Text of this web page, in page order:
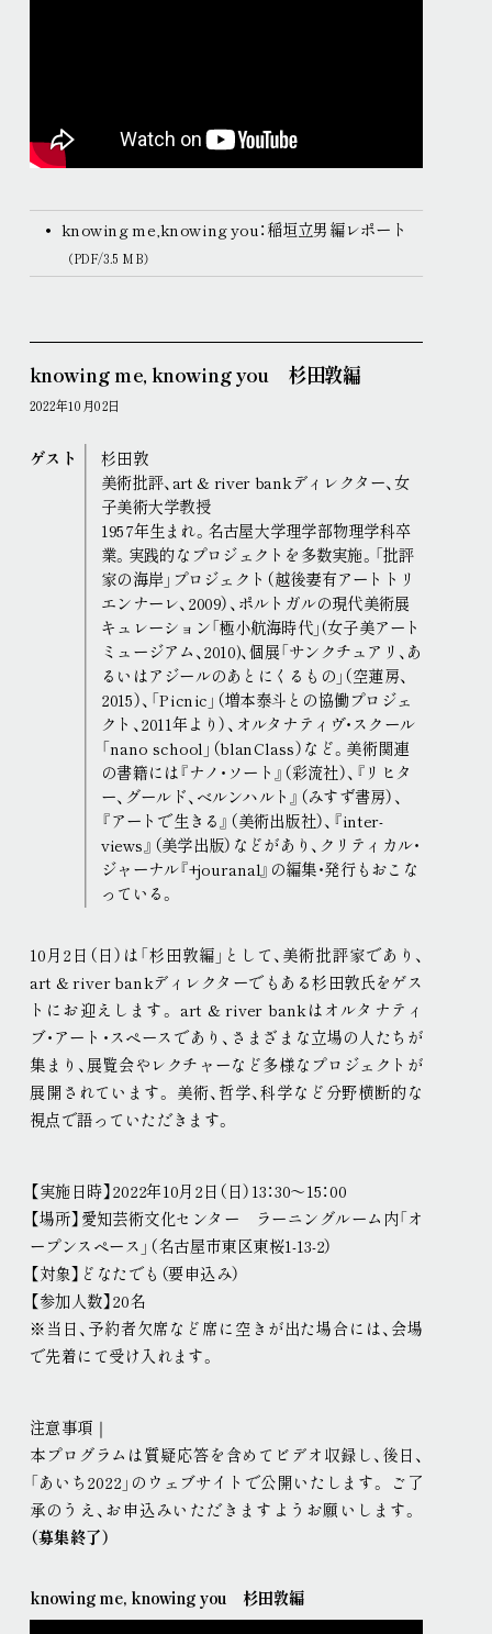
knowing me,knowing you：稲垣立男編レポート
（PDF/3.5 MB）
knowing me, knowing you 杉田敦編
2022年10月02日
ゲスト
杉田敦
美術批評、art & river bankディレクター、女
子美術大学教授
1957年生まれ。名古屋大学理学部物理学科卒
業。実践的なプロジェクトを多数実施。「批評
家の海岸」プロジェクト（越後妻有アートトリ
エンナーレ、2009）、ポルトガルの現代美術展
キュレーション「極小航海時代」(女子美アート
ミュージアム、2010)、個展「サンクチュアリ、あ
るいはアジールのあとにくるもの」（空蓮房、
2015）、「Picnic」（増本泰斗との協働プロジェ
クト、2011年より）、オルタナティヴ・スクール
「nano school」（blanClass）など。美術関連
の書籍には『ナノ・ソート』（彩流社）、『リヒタ
ー、グールド、ベルンハルト』（みすず書房）、
『アートで生きる』（美術出版社）、『inter-
views』（美学出版）などがあり、クリティカル・
ジャーナル『+jouranal』の編集・発行もおこな
っている。
10月2日（日）は「杉田敦編」として、美術批評家であり、
art & river bankディレクターでもある杉田敦氏をゲス
トにお迎えします。 art & river bankはオルタナティ
ブ・アート・スペースであり、さまざまな立場の人たちが
集まり、展覧会やレクチャーなど多様なプロジェクトが
展開されています。 美術、哲学、科学など分野横断的な
視点で語っていただきます。
【実施日時】2022年10月2日（日）13：30〜15：00
【場所】愛知芸術文化センター ラーニングルーム内「オ
ープンスペース」（名古屋市東区東桜1-13-2）
【対象】どなたでも（要申込み）
【参加人数】20名
※当日、予約者欠席など席に空きが出た場合には、会場
で先着にて受け入れます。
注意事項｜
本プログラムは質疑応答を含めてビデオ収録し、後日、
「あいち2022」のウェブサイトで公開いたします。
ご了
承のうえ、お申込みいただきますようお願いします。
（募集終了）
knowing me, knowing you 杉田敦編